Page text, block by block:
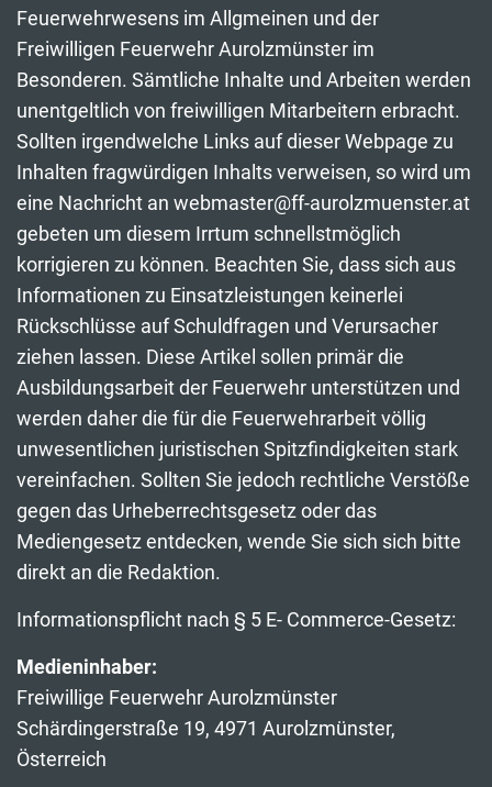
Feuerwehrwesens im Allgmeinen und der
Freiwilligen Feuerwehr Aurolzmünster im
Besonderen. Sämtliche Inhalte und Arbeiten werden
unentgeltlich von freiwilligen Mitarbeitern erbracht.
Sollten irgendwelche Links auf dieser Webpage zu
Inhalten fragwürdigen Inhalts verweisen, so wird um
eine Nachricht an webmaster@ff-aurolzmuenster.at
gebeten um diesem Irrtum schnellstmöglich
korrigieren zu können. Beachten Sie, dass sich aus
Informationen zu Einsatzleistungen keinerlei
Rückschlüsse auf Schuldfragen und Verursacher
ziehen lassen. Diese Artikel sollen primär die
Ausbildungsarbeit der Feuerwehr unterstützen und
werden daher die für die Feuerwehrarbeit völlig
unwesentlichen juristischen Spitzfindigkeiten stark
vereinfachen. Sollten Sie jedoch rechtliche Verstöße
gegen das Urheberrechtsgesetz oder das
Mediengesetz entdecken, wende Sie sich sich bitte
direkt an die Redaktion.
Informationspflicht nach § 5 E- Commerce-Gesetz:
Medieninhaber:
Freiwillige Feuerwehr Aurolzmünster
Schärdingerstraße 19, 4971 Aurolzmünster,
Österreich